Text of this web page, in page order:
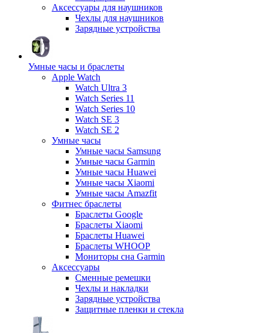
Аксессуары для наушников
Чехлы для наушников
Зарядные устройства
Умные часы и браслеты
Apple Watch
Watch Ultra 3
Watch Series 11
Watch Series 10
Watch SE 3
Watch SE 2
Умные часы
Умные часы Samsung
Умные часы Garmin
Умные часы Huawei
Умные часы Xiaomi
Умные часы Amazfit
Фитнес браслеты
Браслеты Google
Браслеты Xiaomi
Браслеты Huawei
Браслеты WHOOP
Мониторы сна Garmin
Аксессуары
Сменные ремешки
Чехлы и накладки
Зарядные устройства
Защитные пленки и стекла